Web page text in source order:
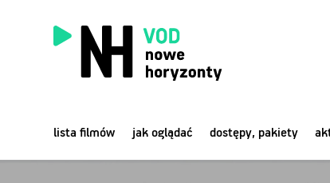
lista filmów jak oglądać dostępy, pakiety